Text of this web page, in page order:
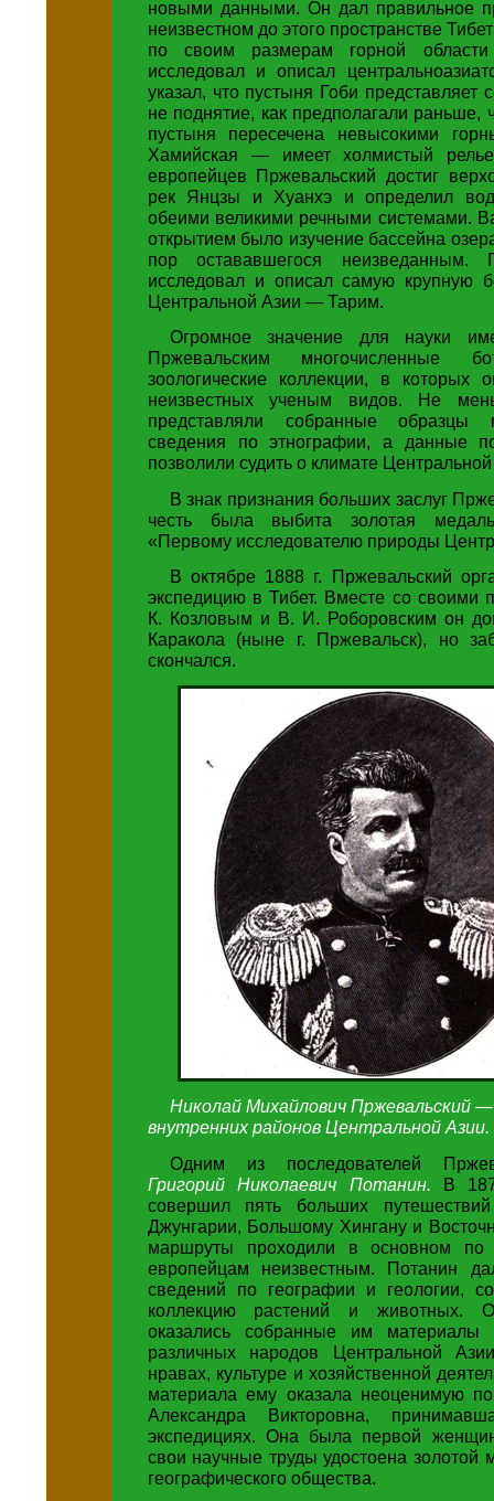
новыми данными. Он дал правильное
неизвестном до этого пространстве
по своим размерам горной
исследовал и описал
указал, что пустыня Гоби представляет
не поднятие, как предполагали раньше,
пустыня пересечена невысокими
Хамийская — имеет холмистый
европейцев Пржевальский достиг
рек Янцзы и Хуанхэ и определил
обеими великими речными системами.
открытием было изучение бассейна
пор остававшегося неизведанным.
исследовал и описал самую крупную
Центральной Азии — Тарим.
Огромное значение для науки
Пржевальским многочисленные
зоологические коллекции, в которых
неизвестных ученым видов. Не
представляли собранные образцы
сведения по этнографии, а данные
позволили судить о климате
В знак признания больших заслуг
честь была выбита золотая
«Первому исследователю природы
В октябре 1888 г. Пржевальский
экспедицию в Тибет. Вместе со своими
К. Козловым и В. И. Роборовским он
Каракола (ныне г. Пржевальск), но
скончался.
Николай Михайлович Пржевальский
внутренних районов Центральной Азии.
Одним из последователей
Григорий Николаевич Потанин. В
совершил пять больших
Джунгарии, Большому Хингану и
маршруты проходили в основном по
европейцам неизвестным. Потанин
сведений по географии и геологии,
коллекцию растений и животных.
оказались собранные им материалы
различных народов Центральной
нравах, культуре и хозяйственной
материала ему оказала неоценимую
Александра Викторовна,
экспедициях. Она была первой
свои научные труды удостоена золотой
географического общества.